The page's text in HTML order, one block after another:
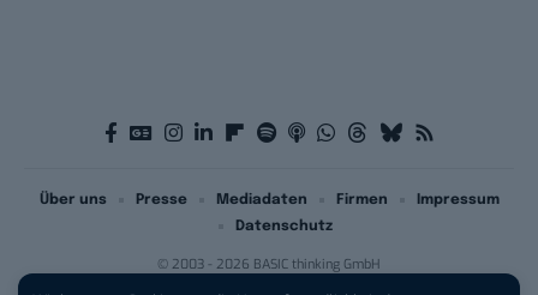
© 2003 - 2026 BASIC thinking GmbH
Über uns Presse Mediadaten Firmen
Impressum
Datenschutz